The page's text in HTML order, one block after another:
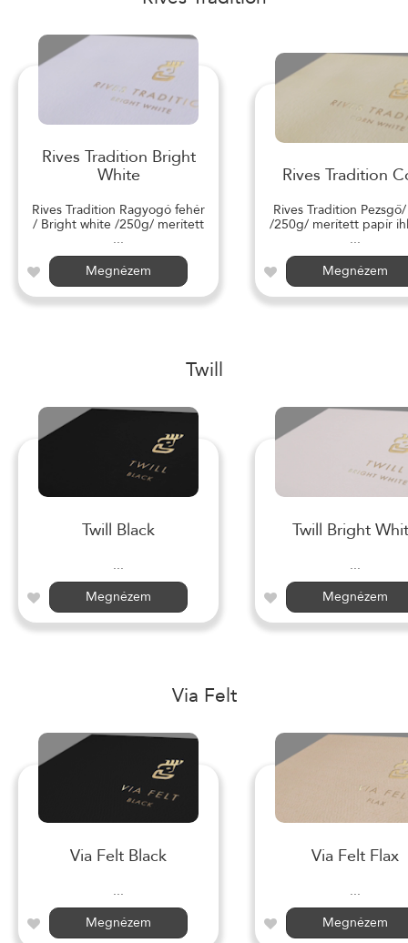
Rives Tradition Bright
White
Rives Tradition Ragyogó fehér
/ Bright white /250g/ merített
...
Megnézem
Rives Tradition
Rives Tradition
/250g/ merített papír
...
Megnézem
Twill
Twill Black
...
Megnézem
Twill Bright
...
Megnézem
Via Felt
Via Felt Black
...
Megnézem
Via Felt Flax
...
Megnézem